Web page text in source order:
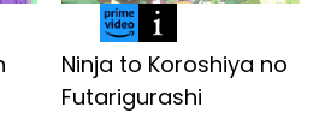
Ninja to Koroshiya no
Futarigurashi